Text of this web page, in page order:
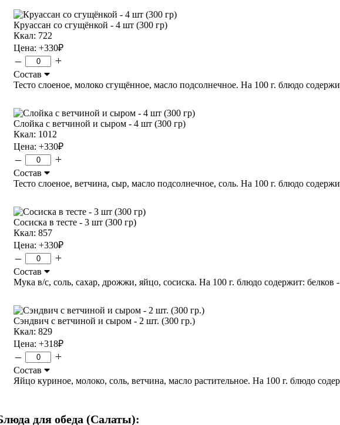
Круассан со сгущёнкой - 4 шт (300 гр)
Ккал: 722
Цена: +330₽
– +
Состав
Тесто слоеное, молоко сгущённое, масло подсолнечное. На 100 г. блюдо
Слойка с ветчиной и сыром - 4 шт (300 гр)
Ккал: 1012
Цена: +330₽
– +
Состав
Тесто слоеное, ветчина, сыр, масло подсолнечное, соль. На 100 г. блюдо
Сосиска в тесте - 3 шт (300 гр)
Ккал: 857
Цена: +330₽
– +
Состав
Мука в/с, соль, сахар, дрожжи, яйцо, сосиска. На 100 г. блюдо содержит: белков
Сэндвич с ветчиной и сыром - 2 шт. (300 гр.)
Ккал: 829
Цена: +318₽
– +
Состав
Яйцо куриное, молоко, соль, ветчина, масло растительное. На 100 г. блюдо
для обеда (Салаты):